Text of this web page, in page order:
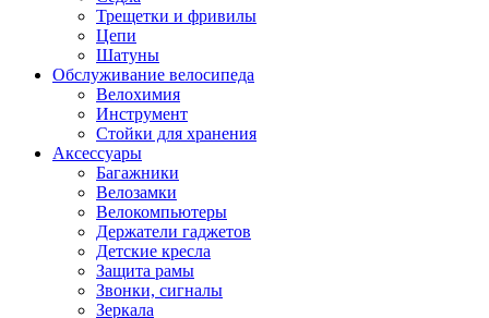
Трещетки и фривилы
Цепи
Шатуны
Обслуживание велосипеда
Велохимия
Инструмент
Стойки для хранения
Аксессуары
Багажники
Велозамки
Велокомпьютеры
Держатели гаджетов
Детские кресла
Защита рамы
Звонки, сигналы
Зеркала